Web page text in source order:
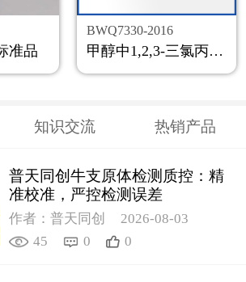
准品
BWQ7330-2016
甲醇中1,2,3-三氯丙烷溶液标准物质
知识交流 热销产品
普天同创牛支原体检测质控：精
准校准，严控检测误差
作者：普天同创
2026-08-03
45
0 0